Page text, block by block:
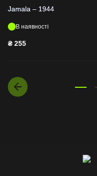
Jamala – 1944
В наявності
₴ 255